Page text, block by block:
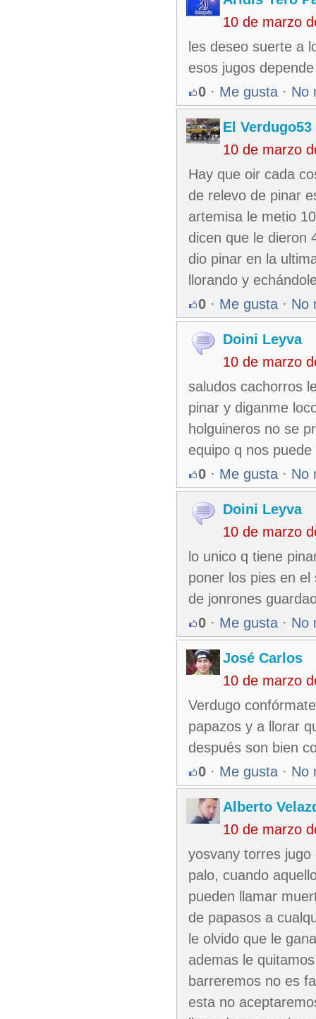
10 de marzo
les deseo suerte a
esos jugos
0 · Me gusta · No
El Verdugo53
10 de marzo
Hay que oir cada
de relevo de pinar
artemisa le metio
dicen que le dieron
dio pinar en la
llorando y
0 · Me gusta · No
Doini Leyva
10 de marzo
saludos cachorros
pinar y diganme
holguineros no se
equipo q nos
0 · Me gusta · No
Doini Leyva
10 de marzo
lo unico q tiene
poner los pies en
de jonrones
0 · Me gusta · No
José Carlos
10 de marzo
Verdugo
papazos y a llorar
después son bien
0 · Me gusta · No
Alberto
10 de marzo
yosvany torres
palo, cuando
pueden llamar
de papasos a
le olvido que le
ademas le
barreremos no es
esta no